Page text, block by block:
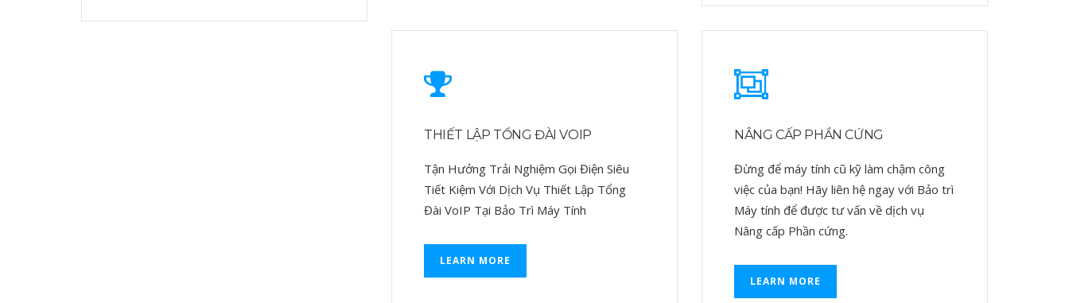
THIẾT LẬP TỔNG ĐÀI VOIP
Tận Hưởng Trải Nghiệm Gọi Điện Siêu
Tiết Kiệm Với Dịch Vụ Thiết Lập Tổng
Đài VoIP Tại Bảo Trì Máy Tính
LEARN MORE
NÂNG CẤP PHẦN CỨNG
Đừng để máy tính cũ kỹ làm chậm công
việc của bạn! Hãy liên hệ ngay với Bảo trì
Máy tính để được tư vấn về dịch vụ
Nâng cấp Phần cứng.
LEARN MORE